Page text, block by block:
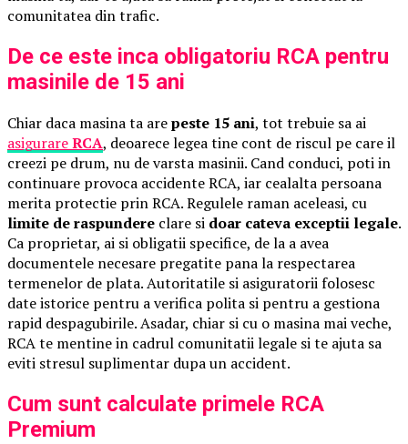
comunitatea din trafic.
De ce este inca obligatoriu RCA pentru
masinile de 15 ani
Chiar daca masina ta arepeste 15 ani, tot trebuie sa ai
asigurareRCA, deoarece legea tine cont de riscul pe care il
creezi pe drum, nu de varsta masinii. Cand conduci, poti in
continuare provoca accidente RCA, iar cealalta persoana
merita protectie prin RCA. Regulele raman aceleasi, cu
limite de raspundere clare si doar cateva exceptii legale.
Ca proprietar, ai si obligatii specifice, de la a avea
documentele necesare pregatite pana la respectarea
termenelor de plata. Autoritatile si asiguratorii folosesc
date istorice pentru a verifica polita si pentru a gestiona
rapid despagubirile. Asadar, chiar si cu o masina mai veche,
RCA te mentine in cadrul comunitatii legale si te ajuta sa
eviti stresul suplimentar dupa un accident.
Cum sunt calculate primele RCA
Premium